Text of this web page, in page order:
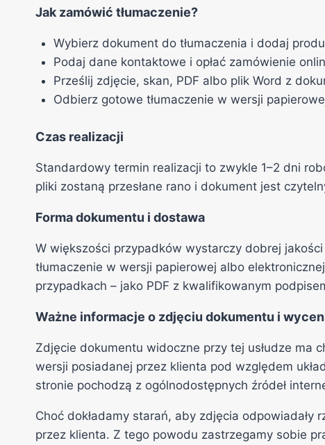
Jak zamówić tłumaczenie?
Wybierz dokument do tłumaczenia i dodaj
Podaj dane kontaktowe i opłać zamówienie
Prześlij zdjęcie, skan, PDF albo plik Word z
Odbierz gotowe tłumaczenie w wersji
Czas realizacji
Standardowy termin realizacji to zwykle 1–2 dni
pliki zostaną przesłane rano i dokument jest
Forma dokumentu i dostawa
W większości przypadków wystarczy dobrej
tłumaczenie w wersji papierowej albo
przypadkach – jako PDF z kwalifikowanym
Ważne informacje o zdjęciu dokumentu i
Zdjęcie dokumentu widoczne przy tej usłudze ma
wersji posiadanej przez klienta pod względem
stronie pochodzą z ogólnodostępnych źródeł
Choć dokładamy starań, aby zdjęcia
przez klienta. Z tego powodu zastrzegamy sobie